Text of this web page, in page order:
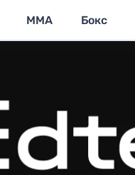
MMA Бокс